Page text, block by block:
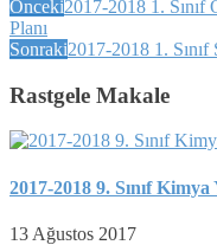
Önceki2017-2018 1.
Planı
Sonraki2017-2018 1.
Rastgele Makale
2017-2018 9. Sınıf Kimya
13 Ağustos 2017